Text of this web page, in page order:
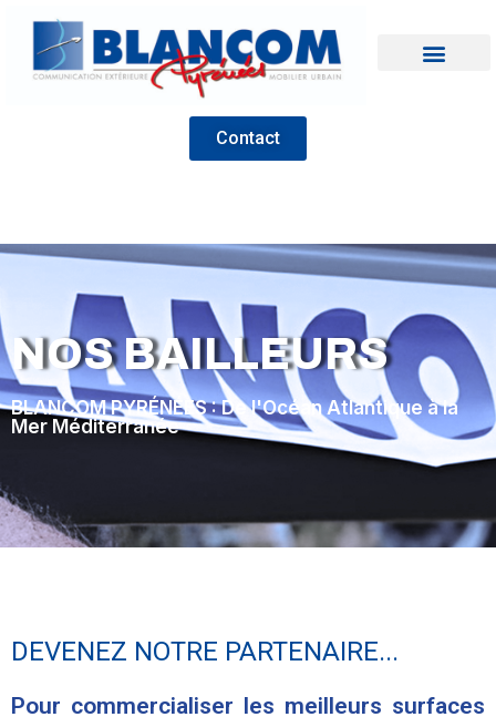
Contact
NOS BAILLEURS
BLANCOM PYRÉNÉES : De l'Océan Atlantique à la
Mer Méditerranée
DEVENEZ NOTRE PARTENAIRE...
Pour commercialiser les meilleurs surfaces